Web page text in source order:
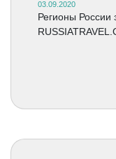
03.09.2020
Регионы России